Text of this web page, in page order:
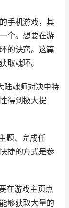
手机游戏，其
个。想要在游
的诀窍。这篇
取魂环。
陆魂师对决中特
得到极大提
题、完成任
捷的方式是参
在游戏主页点
够获取大量的